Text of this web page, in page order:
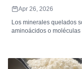
Apr 26, 2026
Los minerales quelados
aminoácidos o
clave como el